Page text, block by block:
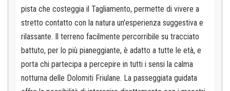
pista che costeggia il Tagliamento, permette di vivere a
stretto contatto con la natura un'esperienza suggestiva e
rilassante. Il terreno facilmente percorribile su tracciato
battuto, per lo più pianeggiante, è adatto a tutte le età, e
porta chi partecipa a percepire in tutti i sensi la calma
notturna delle Dolomiti Friulane. La passeggiata guidata